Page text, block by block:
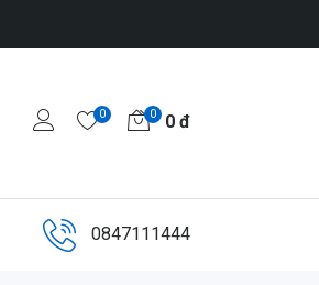
0 0 0 đ
0847111444